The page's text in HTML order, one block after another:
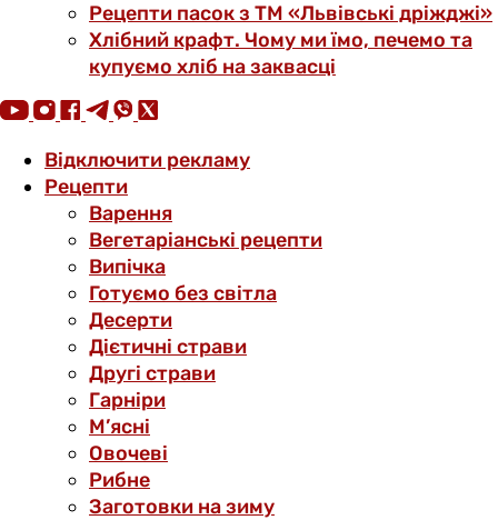
Рецепти пасок з ТМ «Львівські дріжджі»
Хлібний крафт. Чому ми їмо, печемо та
купуємо хліб на заквасці
Відключити рекламу
Рецепти
Варення
Вегетаріанські рецепти
Випічка
Готуємо без світла
Десерти
Дієтичні страви
Другі страви
Гарніри
М’ясні
Овочеві
Рибне
Заготовки на зиму